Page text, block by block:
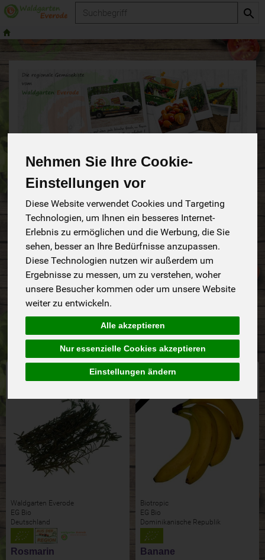
Nehmen Sie Ihre Cookie-
Einstellungen vor
Diese Website verwendet Cookies und Targeting
Technologien, um Ihnen ein besseres Internet-
Erlebnis zu ermöglichen und die Werbung, die Sie
sehen, besser an Ihre Bedürfnisse anzupassen.
Diese Technologien nutzen wir außerdem um
Ergebnisse zu messen, um zu verstehen, woher
unsere Besucher kommen oder um unsere Website
weiter zu entwickeln.
Alle akzeptieren
Nur essenzielle Cookies akzeptieren
Einstellungen ändern
Produkt
Unser Sortiment 283
Hersteller Ernährung Allergene
Merkmale
Waldgarten Everode
EG Bio
Deutschland
Rosmarin
bald in
Aktion!
ab dem 10.8.2026
Biotropic
EG Bio
Dominikanische Republik
Banane